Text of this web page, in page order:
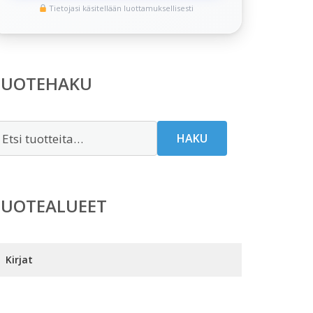
Tietojasi käsitellään luottamuksellisesti
HAKU
Kirjat